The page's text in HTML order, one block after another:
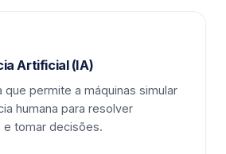
Artificial (IA)
que permite a máquinas simular
humana para resolver
e tomar decisões.